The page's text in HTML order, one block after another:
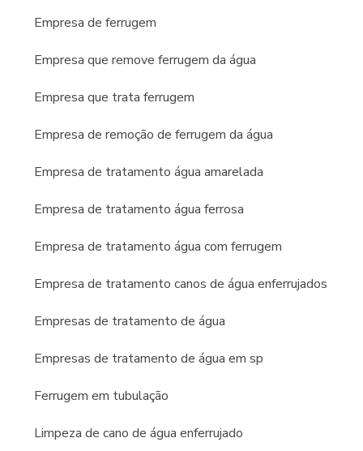
Empresa de ferrugem
Empresa que remove ferrugem da água
Empresa que trata ferrugem
Empresa de remoção de ferrugem da água
Empresa de tratamento água amarelada
Empresa de tratamento água ferrosa
Empresa de tratamento água com ferrugem
Empresa de tratamento canos de água enferrujados
Empresas de tratamento de água
Empresas de tratamento de água em sp
Ferrugem em tubulação
Limpeza de cano de água enferrujado